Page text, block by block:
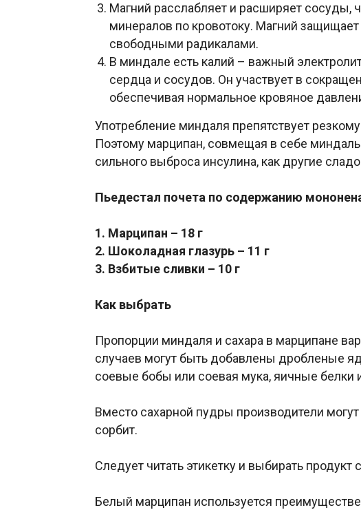
Магний расслабляет и расширяет сосуды,
минералов по кровотоку. Магний
свободными радикалами.
В миндале есть калий – важный
сердца и сосудов. Он участвует в
обеспечивая нормальное кровяное
Употребление миндаля препятствует
Поэтому марципан, совмещая в себе миндаль
сильного выброса инсулина, как другие
Пьедестал почета по содержанию
1. Марципан – 18 г
2. Шоколадная глазурь – 11 г
3. Взбитые сливки – 10 г
Как выбрать
Пропорции миндаля и сахара в марципане
случаев могут быть добавлены дробленые
соевые бобы или соевая мука, яичные белки
Вместо сахарной пудры производители
сорбит.
Следует читать этикетку и выбирать
Белый марципан используется